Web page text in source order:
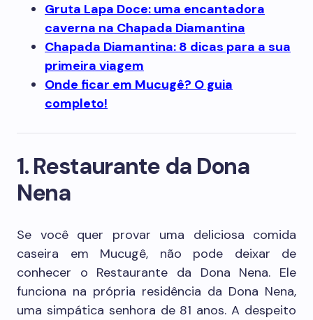
Gruta Lapa Doce: uma encantadora
caverna na Chapada Diamantina
Chapada Diamantina: 8 dicas para a sua
primeira viagem
Onde ficar em Mucugê? O guia
completo!
1. Restaurante da Dona
Nena
Se você quer provar uma deliciosa comida
caseira em Mucugê, não pode deixar de
conhecer o Restaurante da Dona Nena. Ele
funciona na própria residência da Dona Nena,
uma simpática senhora de 81 anos. A despeito